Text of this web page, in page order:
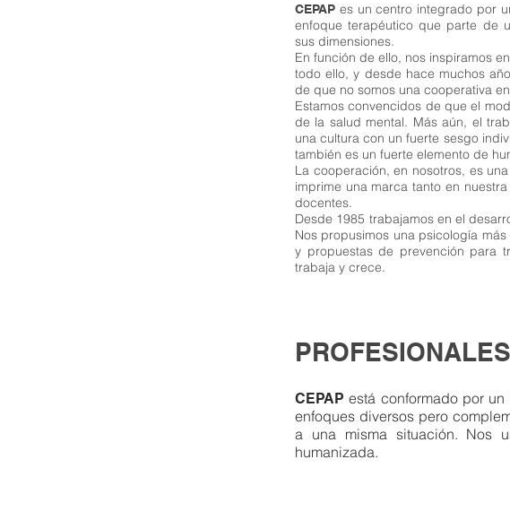
CEPAP es un centro integrado por
enfoque terapéutico que parte de
sus dimensiones.
En función de ello, nos inspiramos
todo ello, y desde hace muchos
de que no somos una cooperativa
Estamos convencidos de que el
de la salud mental. Más aún, el
una cultura con un fuerte sesgo
también es un fuerte elemento de
La cooperación, en nosotros, es
imprime una marca tanto en
docentes.
Desde 1985 trabajamos en el
Nos propusimos una psicología
y propuestas de prevención para
trabaja y crece.
PROFESIONALES
CEPAP está conformado por
enfoques diversos pero
a una misma situación. Nos
humanizada.